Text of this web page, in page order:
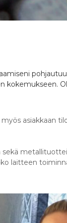
kokemukseen.
asiakkaan
laitteen